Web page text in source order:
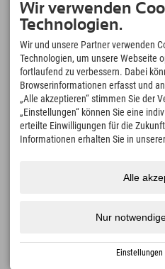
Explorer App
Upload Deiner #ExplorerMoments,
Explorer To Go mit
Bucketlist, Restaurantübersicht
downloaden!
Zeit für Explorer Moments
166
Bergseen und Erlebnisbäder
Wir verwenden
Technologien.
Wir und unsere Partner verwenden
Technologien, um unsere Webseite
fortlaufend zu verbessern. Dabei
Browserinformationen erfasst und
„Alle akzeptieren“ stimmen Sie der
„Einstellungen“ können Sie eine
erteilte Einwilligungen für die
Informationen erhalten Sie in
Alle
Nur
Einstellungen